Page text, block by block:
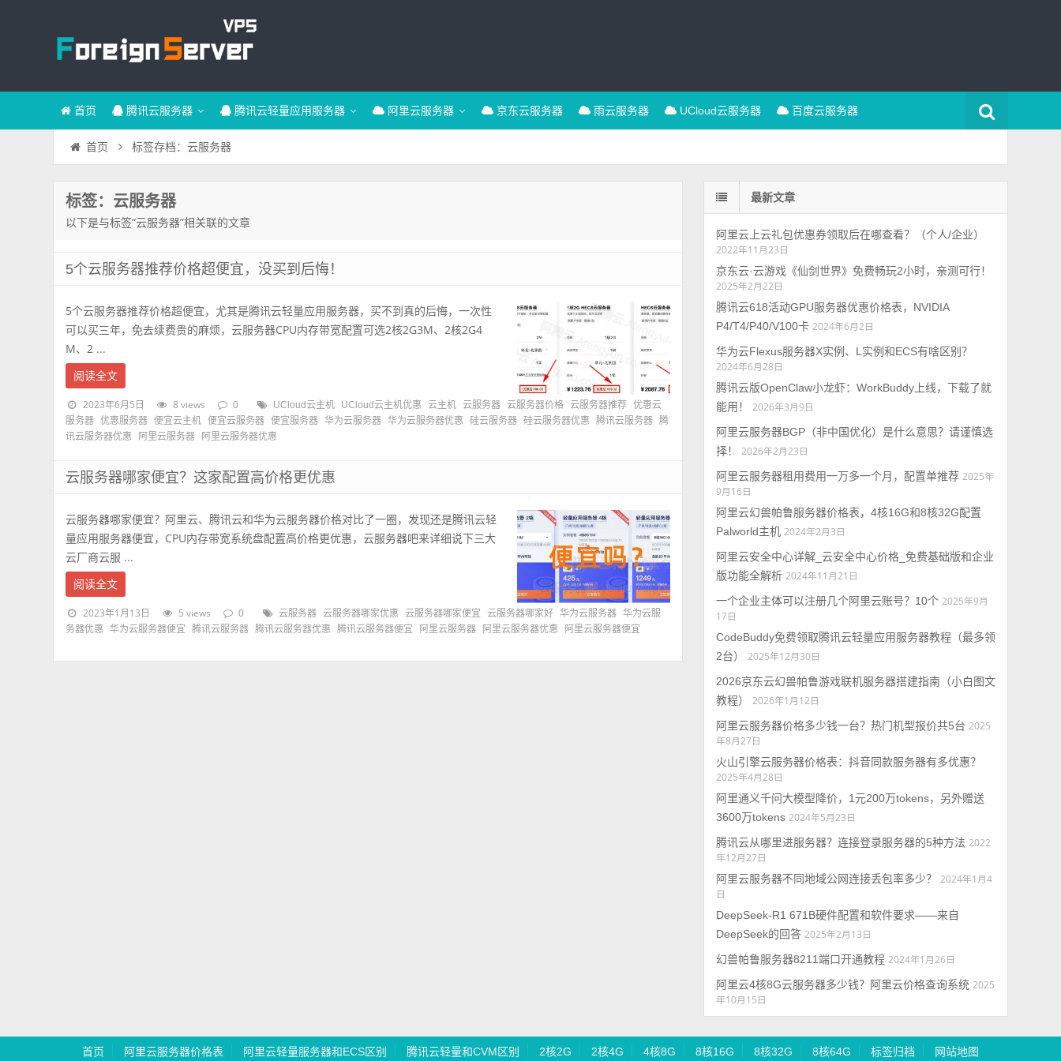
首页 腾讯云服务器 腾讯云轻量应用服务器 阿里云服务器 京东云服务器 雨云服务器 UCloud云服务器 百度云服务器
首页 标签存档：云服务器
标签：云服务器
以下是与标签“云服务器”相关联的文章
5个云服务器推荐价格超便宜，没买到后悔！
5个云服务器推荐价格超便宜，尤其是腾讯云轻量应用服务器，买不到真的后悔，一次性
可以买三年，免去续费贵的麻烦，云服务器CPU内存带宽配置可选2核2G3M、2核2G4
M、2 ...
阅读全文
2023年6月5日 8 views 0 UCloud云主机 UCloud云主机优惠 云主机 云服务器 云服务器价格 云服务器推荐 优惠云
服务器 优惠服务器 便宜云主机 便宜云服务器 便宜服务器 华为云服务器 华为云服务器优惠 硅云服务器 硅云服务器优惠 腾讯云服务器 腾
讯云服务器优惠
阿里云服务器 阿里云服务器优惠
云服务器哪家便宜？这家配置高价格更优惠
云服务器哪家便宜？阿里云、腾讯云和华为云服务器价格对比了一圈，发现还是腾讯云轻
量应用服务器便宜，CPU内存带宽系统盘配置高价格更优惠，云服务器吧来详细说下三大
云厂商云服 ...
阅读全文
2023年1月13日 5 views 0 云服务器 云服务器哪家优惠 云服务器哪家便宜 云服务器哪家好 华为云服务器 华为云服
务器优惠
华为云服务器便宜 腾讯云服务器 腾讯云服务器优惠 腾讯云服务器便宜 阿里云服务器 阿里云服务器优惠 阿里云服务器便宜
最新文章
阿里云上云礼包优惠券领取后在哪查看？（个人/企业）
2022年11月23日
京东云·云游戏《仙剑世界》免费畅玩2小时，亲测可行！
2025年2月22日
腾讯云618活动GPU服务器优惠价格表，NVIDIA
P4/T4/P40/V100卡 2024年6月2日
华为云Flexus服务器X实例、L实例和ECS有啥区别？
2024年6月28日
腾讯云版OpenClaw小龙虾：WorkBuddy上线，下载了就
能用！
2026年3月9日
阿里云服务器BGP（非中国优化）是什么意思？请谨慎选
择！
2026年2月23日
阿里云服务器租用费用一万多一个月，配置单推荐 2025年
9月16日
阿里云幻兽帕鲁服务器价格表，4核16G和8核32G配置
Palworld主机 2024年2月3日
阿里云安全中心详解_云安全中心价格_免费基础版和企业
版功能全解析 2024年11月21日
一个企业主体可以注册几个阿里云账号？10个 2025年9月
17日
CodeBuddy免费领取腾讯云轻量应用服务器教程（最多领
2台）
2025年12月30日
2026京东云幻兽帕鲁游戏联机服务器搭建指南（小白图文
教程）
2026年1月12日
阿里云服务器价格多少钱一台？热门机型报价共5台 2025
年8月27日
火山引擎云服务器价格表：抖音同款服务器有多优惠？
2025年4月28日
阿里通义千问大模型降价，1元200万tokens，另外赠送
3600万tokens 2024年5月23日
腾讯云从哪里进服务器？连接登录服务器的5种方法 2022
年12月27日
阿里云服务器不同地域公网连接丢包率多少？
2024年1月4
日
DeepSeek-R1 671B硬件配置和软件要求——来自
DeepSeek的回答 2025年2月13日
幻兽帕鲁服务器8211端口开通教程 2024年1月26日
阿里云4核8G云服务器多少钱？阿里云价格查询系统 2025
年10月15日
首页 阿里云服务器价格表 阿里云轻量服务器和ECS区别 腾讯云轻量和CVM区别 2核2G 2核4G 4核8G 8核16G 8核32G 8核64G 标签归档 网站地图